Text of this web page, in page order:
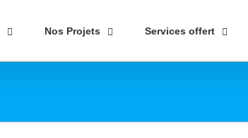
Nos Projets Services offert